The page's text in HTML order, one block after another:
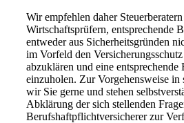
Wir empfehlen daher
Wirtschaftsprüfern, entsprechende
entweder aus Sicherheitsgründen
im Vorfeld den
abzuklären und eine entsprechende
einzuholen. Zur Vorgehensweise in
wir Sie gerne und stehen
Abklärung der sich stellenden
Berufshaftpflichtversicherer zur